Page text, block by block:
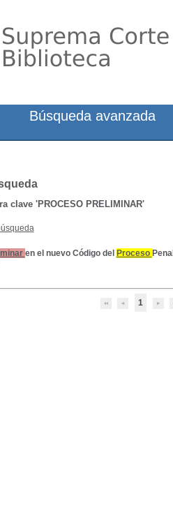
clave 'PROCESO PRELIMINAR'
en el nuevo Código del Proceso Penal
1
Búsqueda avanzada